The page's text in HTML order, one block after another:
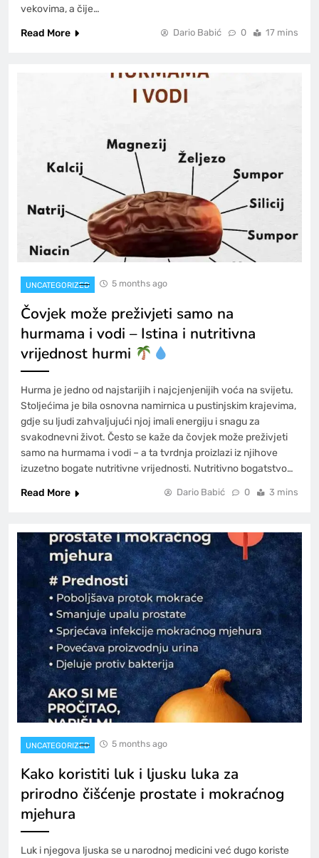
vekovima, a čije…
Read More
Dario Babić 0 17 mins
UNCATEGORIZED 5 months ago
Čovjek može preživjeti samo na
hurmama i vodi – Istina i nutritivna
vrijednost hurmi
Hurma je jedno od najstarijih i najcjenjenijih voća na svijetu.
Stoljećima je bila osnovna namirnica u pustinjskim krajevima,
gdje su ljudi zahvaljujući njoj imali energiju i snagu za
svakodnevni život. Često se kaže da čovjek može preživjeti
samo na hurmama i vodi – a ta tvrdnja proizlazi iz njihove
izuzetno bogate nutritivne vrijednosti. Nutritivno bogatstvo…
Read More
Dario Babić 0 3 mins
UNCATEGORIZED 5 months ago
Kako koristiti luk i ljusku luka za
prirodno čišćenje prostate i mokraćnog
mjehura
Luk i njegova ljuska se u narodnoj medicini već dugo koriste